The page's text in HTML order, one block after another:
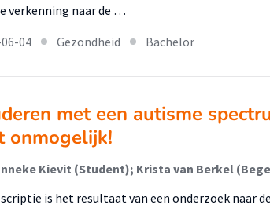
verkenning naar de …
04
Gezondheid Bachelor
met een autisme
onmogelijk!
Kievit (Student); Krista van Berkel
scriptie is het resultaat van een onderzoek naar